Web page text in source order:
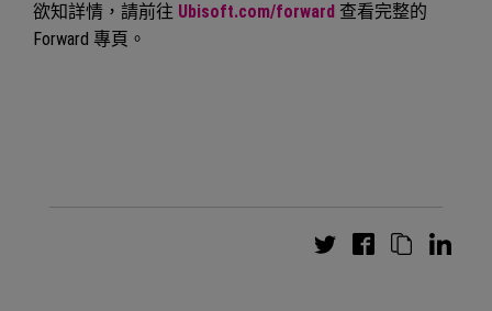
欲知詳情，請前往 Ubisoft.com/forward 查看完整的
Forward 專頁。